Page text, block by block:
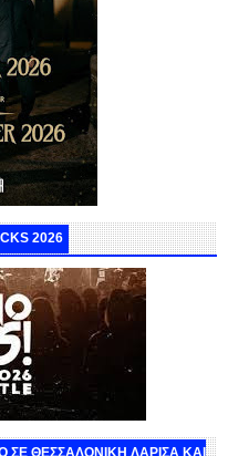
2026
ΣΕ ΘΕΣΣΑΛΟΝΙΚΗ ΛΑΡΙΣΑ ΚΑΙ